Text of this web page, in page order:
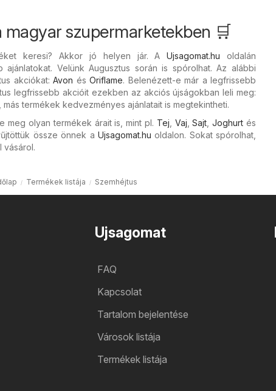
magyar szupermarketekben 🛒
keresi? Akkor jó helyen jár. AUjsagomat.hu oldalán
Velünk Augusztus során is spórolhat. Az alábbi
akciókat:Avon ésOriflame. Belenézett-e már a legfrissebb
legfrissebb akcióit ezekben az akciós újságokban leli meg:
termékek kedvezményes ajánlatait is megtekintheti.
meg olyan termékek árait is, mint pl. Tej Vaj ,Sajt ,Joghurt és
össze önnek a Ujsagomat.hu oldalon. Sokat spórolhat,
vásárol.
Termékek listája Szemhéjtus
Ujsagomat
FAQ
Kapcsolat
Tartalom bejelentése
Városok listája
Termékek listája